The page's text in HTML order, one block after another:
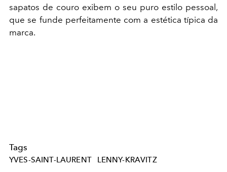
sapatos de couro exibem o seu puro estilo pessoal,
que se funde perfeitamente com a estética típica da
marca.
Tags
YVES-SAINT-LAURENT LENNY-KRAVITZ